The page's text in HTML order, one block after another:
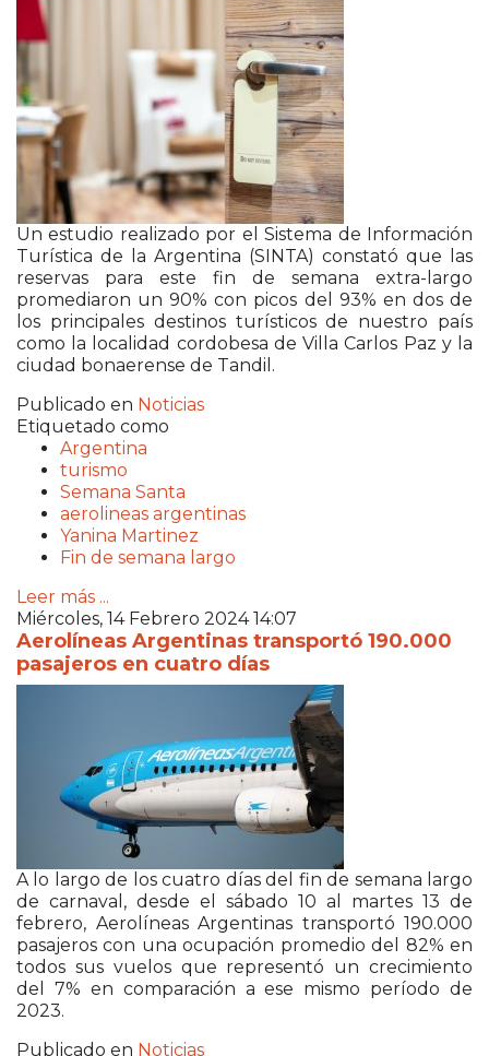
Un estudio realizado por el Sistema de Información
Turística de la Argentina (SINTA) constató que las
reservas para este fin de semana extra-largo
promediaron un 90% con picos del 93% en dos de
los principales destinos turísticos de nuestro país
como la localidad cordobesa de Villa Carlos Paz y la
ciudad bonaerense de Tandil.
Publicado en Noticias
Etiquetado como
Argentina
turismo
Semana Santa
aerolineas argentinas
Yanina Martinez
Fin de semana largo
Leer más ...
Miércoles, 14 Febrero 2024 14:07
Aerolíneas Argentinas transportó 190.000
pasajeros en cuatro días
A lo largo de los cuatro días del fin de semana largo
de carnaval, desde el sábado 10 al martes 13 de
febrero, Aerolíneas Argentinas transportó 190.000
pasajeros con una ocupación promedio del 82% en
todos sus vuelos que representó un crecimiento
del 7% en comparación a ese mismo período de
2023.
Publicado en Noticias